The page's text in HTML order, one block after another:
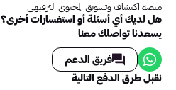
منصة اكتشاف وتسويق المحتوى الترفيهي
هل لديك أي أسئلة أو استفسارات أخرى؟
يسعدنا تواصلك معنا
فريق الدعم
نقبل طرق الدفع التالية